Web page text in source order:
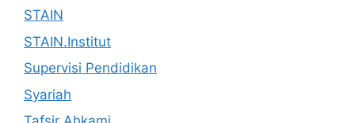
STAIN
STAIN.Institut
Supervisi Pendidikan
Syariah